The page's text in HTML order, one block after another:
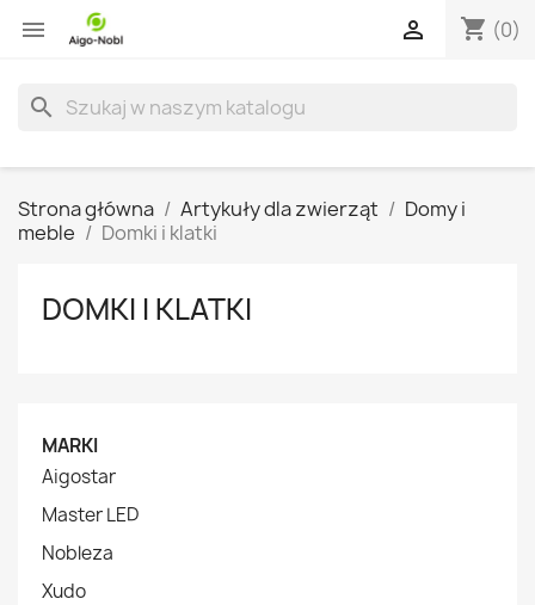
 shopping_cart (0)

search
Strona główna Artykuły dla zwierząt
Domy i
meble
Domki i klatki
DOMKI I KLATKI
MARKI
Aigostar
Master LED
Nobleza
Xudo